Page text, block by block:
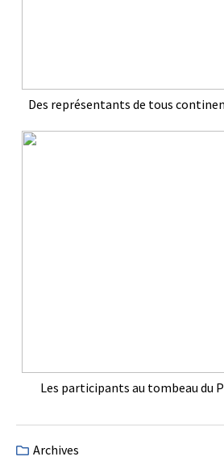
Des représentants de tous
Les participants au tombeau du
Archives